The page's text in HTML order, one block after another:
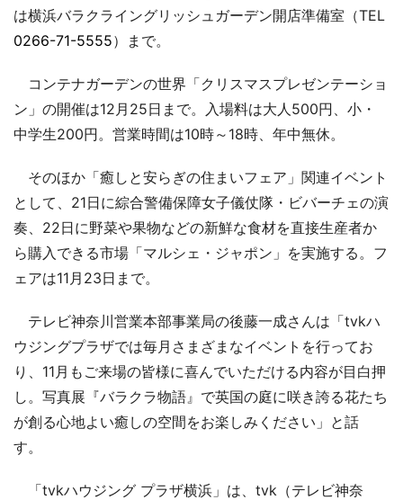
は横浜バラクライングリッシュガーデン開店準備室（TEL
0266-71-5555）まで。
コンテナガーデンの世界「クリスマスプレゼンテーショ
ン」の開催は12月25日まで。入場料は大人500円、小・
中学生200円。営業時間は10時～18時、年中無休。
そのほか「癒しと安らぎの住まいフェア」関連イベント
として、21日に綜合警備保障女子儀仗隊・ビバーチェの演
奏、22日に野菜や果物などの新鮮な食材を直接生産者か
ら購入できる市場「マルシェ・ジャポン」を実施する。フ
ェアは11月23日まで。
テレビ神奈川営業本部事業局の後藤一成さんは「tvkハ
ウジングプラザでは毎月さまざまなイベントを行ってお
り、11月もご来場の皆様に喜んでいただける内容が目白押
し。写真展『バラクラ物語』で英国の庭に咲き誇る花たち
が創る心地よい癒しの空間をお楽しみください」と話
す。
「tvkハウジング プラザ横浜」は、tvk（テレビ神奈